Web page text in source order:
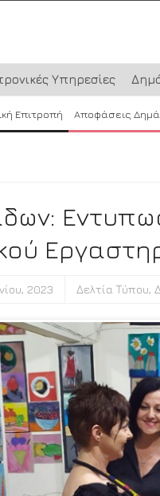
Υπηρεσίες
Επιτροπή Αποφάσεις
2023 Δελτία Τύπου,